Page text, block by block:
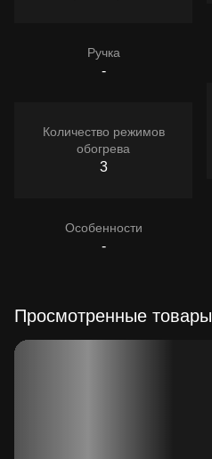
Ручка
-
Количество режимов
обогрева
3
Особенности
-
Просмотренные товары